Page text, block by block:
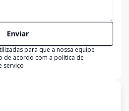
Enviar
para que a nossa equipe
de acordo com a política de
serviço